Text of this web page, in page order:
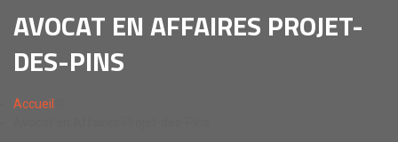
AVOCAT EN AFFAIRES PROJET-
DES-PINS
Accueil